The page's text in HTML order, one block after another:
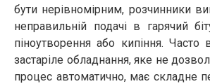
бути нерівномірним, розчинники
неправильній подачі в гарячий
піноутворення або кипіння. Часто
застаріле обладнання, яке не
процес автоматично, має складне